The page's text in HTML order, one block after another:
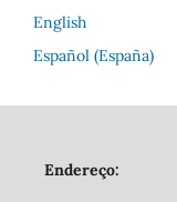
English
Español (España)
Endereço: